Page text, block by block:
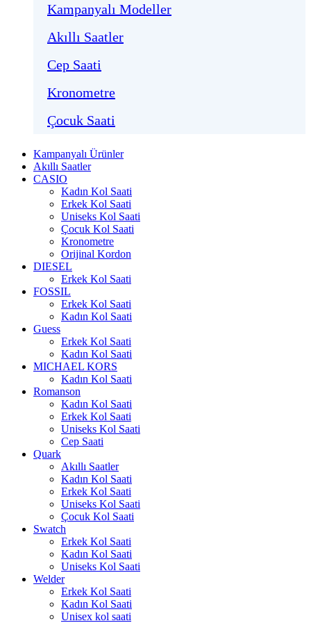
Kampanyalı Modeller
Akıllı Saatler
Cep Saati
Kronometre
Çocuk Saati
Kampanyalı Ürünler
Akıllı Saatler
CASIO
Kadın Kol Saati
Erkek Kol Saati
Uniseks Kol Saati
Çocuk Kol Saati
Kronometre
Orijinal Kordon
DIESEL
Erkek Kol Saati
FOSSIL
Erkek Kol Saati
Kadın Kol Saati
Guess
Erkek Kol Saati
Kadın Kol Saati
MICHAEL KORS
Kadın Kol Saati
Romanson
Kadın Kol Saati
Erkek Kol Saati
Uniseks Kol Saati
Cep Saati
Quark
Akıllı Saatler
Kadın Kol Saati
Erkek Kol Saati
Uniseks Kol Saati
Çocuk Kol Saati
Swatch
Erkek Kol Saati
Kadın Kol Saati
Uniseks Kol Saati
Welder
Erkek Kol Saati
Kadın Kol Saati
Unisex kol saati